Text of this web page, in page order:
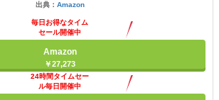
出典： Amazon
毎日お得なタイム
セール開催中
Amazon
￥27,273
24時間タイムセー
ル毎日開催中